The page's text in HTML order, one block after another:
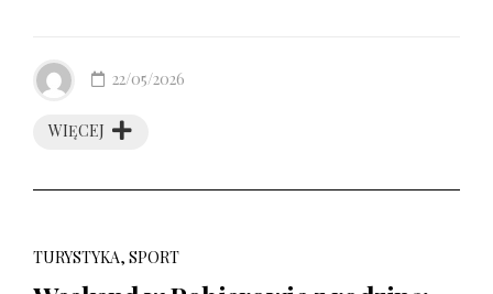
WIĘCEJ
22/05/2026
TURYSTYKA, SPORT